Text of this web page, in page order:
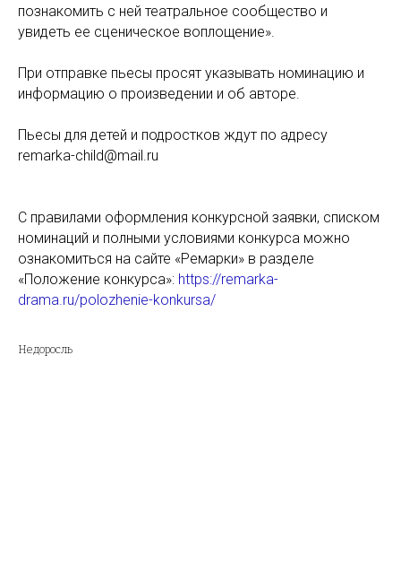
познакомить с ней театральное сообщество и
увидеть ее сценическое воплощение».
При отправке пьесы просят указывать номинацию и
информацию о произведении и об авторе.
Пьесы для детей и подростков ждут по адресу
remarka-child@mail.ru
С правилами оформления конкурсной заявки, списком
номинаций и полными условиями конкурса можно
ознакомиться на сайте «Ремарки» в разделе
«Положение конкурса»: https://remarka-
drama.ru/polozhenie-konkursa/
Недоросль